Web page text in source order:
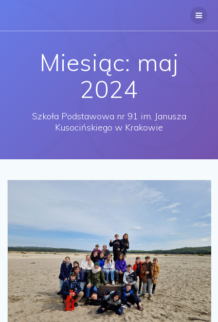
Miesiąc: maj
2024
Szkoła Podstawowa nr 91 im. Janusza
Kusocińskiego w Krakowie